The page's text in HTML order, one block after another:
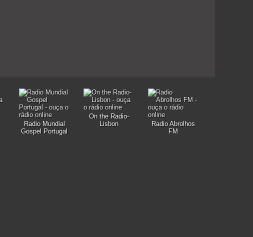
Radio Mundial
Gospel Portugal
On the Radio-
Lisbon
Radio Abrolhos
FM